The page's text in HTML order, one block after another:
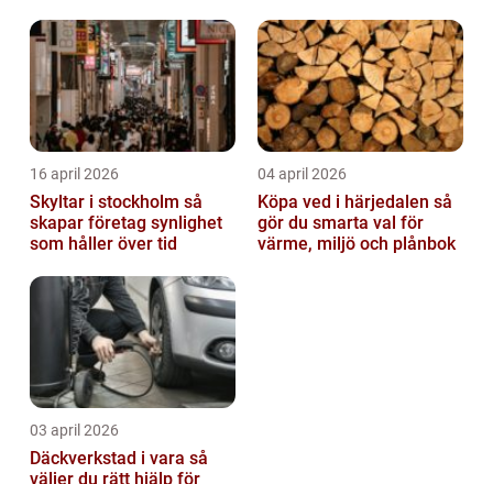
16 april 2026
Skyltar i stockholm så
skapar företag synlighet
som håller över tid
04 april 2026
Köpa ved i härjedalen så
gör du smarta val för
värme, miljö och plånbok
03 april 2026
Däckverkstad i vara så
väljer du rätt hjälp för